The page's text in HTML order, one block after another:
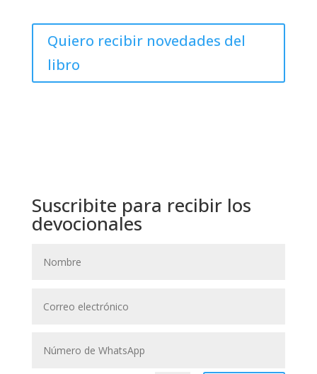
Quiero recibir novedades del
libro
Suscribite para recibir los
devocionales